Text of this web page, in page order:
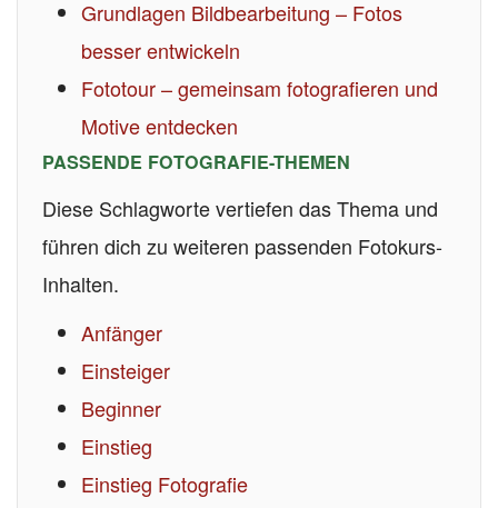
Grundlagen Bildbearbeitung – Fotos
besser entwickeln
Fototour – gemeinsam fotografieren und
Motive entdecken
PASSENDE FOTOGRAFIE-THEMEN
Diese Schlagworte vertiefen das Thema und
führen dich zu weiteren passenden Fotokurs-
Inhalten.
Anfänger
Einsteiger
Beginner
Einstieg
Einstieg Fotografie